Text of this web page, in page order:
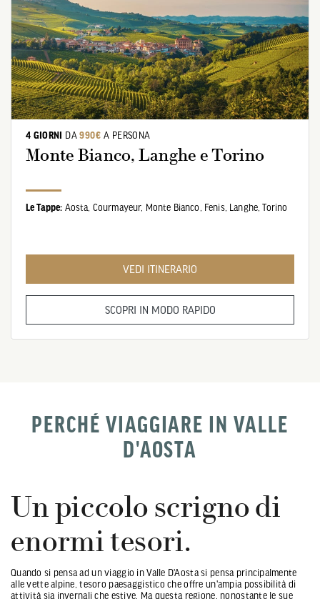
4 GIORNI DA990€ A PERSONA
Monte Bianco, Langhe e Torino
Le Tappe: Aosta, Courmayeur, Monte Bianco, Fenis, Langhe, Torino
VEDI ITINERARIO
SCOPRI IN MODO RAPIDO
PERCHÉ VIAGGIARE IN VALLE
D'AOSTA
Un piccolo scrigno di
enormi tesori.
Quando si pensa ad un viaggio in Valle D'Aosta si pensa principalmente
alle vette alpine, tesoro paesaggistico che offre un'ampia possibilità di
attività sia invernali che estive. Ma questa regione, nonostante le sue